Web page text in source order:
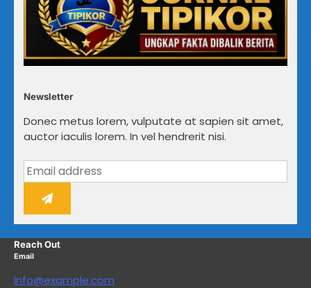
Newsletter
Donec metus lorem, vulputate at sapien sit amet,
auctor iaculis lorem. In vel hendrerit nisi.
Reach Out
Email
info@example.com